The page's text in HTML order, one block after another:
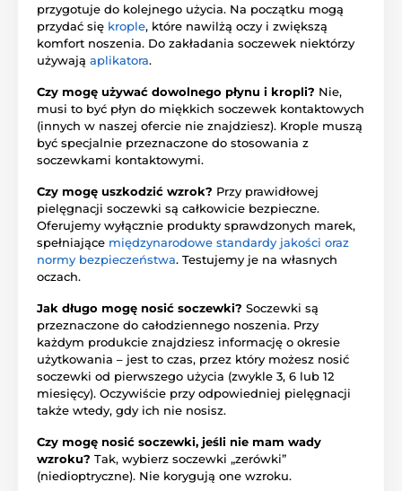
przygotuje do kolejnego użycia. Na początku mogą
przydać się krople, które nawilżą oczy i zwiększą
komfort noszenia. Do zakładania soczewek niektórzy
używają aplikatora.
Czy mogę używać dowolnego płynu i kropli? Nie,
musi to być płyn do miękkich soczewek kontaktowych
(innych w naszej ofercie nie znajdziesz). Krople muszą
być specjalnie przeznaczone do stosowania z
soczewkami kontaktowymi.
Czy mogę uszkodzić wzrok? Przy prawidłowej
pielęgnacji soczewki są całkowicie bezpieczne.
Oferujemy wyłącznie produkty sprawdzonych marek,
spełniające międzynarodowe standardy jakości oraz
normy bezpieczeństwa. Testujemy je na własnych
oczach.
Jak długo mogę nosić soczewki? Soczewki są
przeznaczone do całodziennego noszenia. Przy
każdym produkcie znajdziesz informację o okresie
użytkowania – jest to czas, przez który możesz nosić
soczewki od pierwszego użycia (zwykle 3, 6 lub 12
miesięcy). Oczywiście przy odpowiedniej pielęgnacji
także wtedy, gdy ich nie nosisz.
Czy mogę nosić soczewki, jeśli nie mam wady
wzroku? Tak, wybierz soczewki „zerówki”
(niedioptryczne). Nie korygują one wzroku.